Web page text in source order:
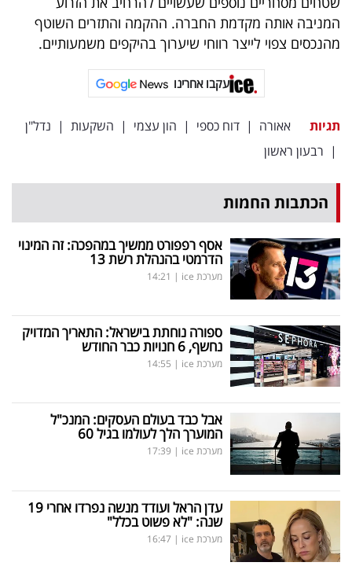
המניבה אותה מקדמת החברה. ההקמה והתזרים השוטף
מהנכסים צפוי לייצר רווחי שיערוך בהיקפים משמעותיים.
עקבו אחרינו
תגיות אאורה | דוח כספי | הון עצמי | השקעות | נדל"ן
| רבעון ראשון
הכתבות החמות
אסף רפפורט ממשיך במהפכה: זה המינוי
הדרמטי בהנהלת רשת 13
מערכת ice |
14:21
ספורה נוחתת בישראל: התאריך המדויק
נחשף, 6 חנויות כבר החודש
מערכת ice |
14:55
אבל כבד בעולם העסקים: המנכ"ל
המוערך הלך לעולמו בגיל 60
מערכת ice |
17:39
עדן הראל ועודד מנשה נפרדו אחרי 19
שנה: "לא פשוט בכלל"
מערכת ice |
16:47